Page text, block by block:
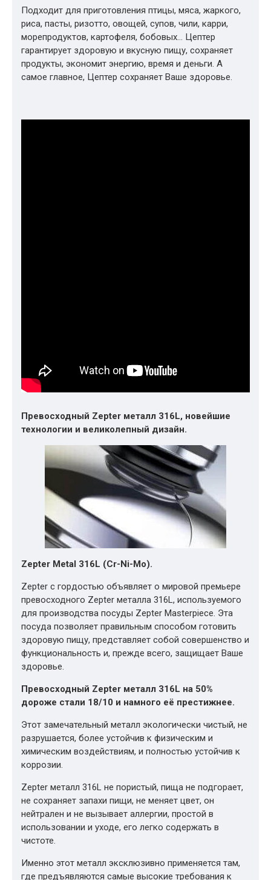
Подходит для приготовления птицы, мяса, жаркого,
риса, пасты, ризотто, овощей, супов, чили, карри,
морепродуктов, картофеля, бобовых… Цептер
гарантирует здоровую и вкусную пищу, сохраняет
продукты, экономит энергию, время и деньги. А
самое главное, Цептер сохраняет Ваше здоровье.
Превосходный Zepter металл 316L, новейшие
технологии и великолепный дизайн.
Zepter Metal 316L (Cr-Ni-Mo).
Zepter с гордостью объявляет о мировой премьере
превосходного Zepter металла 316L, используемого
для производства посуды Zepter Masterpiece. Эта
посуда позволяет правильным способом готовить
здоровую пищу, представляет собой совершенство и
функциональность и, прежде всего, защищает Ваше
здоровье.
Превосходный Zepter металл 316L на 50%
дороже стали 18/10 и намного её престижнее.
Этот замечательный металл экологически чистый, не
разрушается, более устойчив к физическим и
химическим воздействиям, и полностью устойчив к
коррозии.
Zepter металл 316L не пористый, пища не подгорает,
не сохраняет запахи пищи, не меняет цвет, он
нейтрален и не вызывает аллергии, простой в
использовании и уходе, его легко содержать в
чистоте.
Именно этот металл эксклюзивно применяется там,
где предъявляются самые высокие требования к